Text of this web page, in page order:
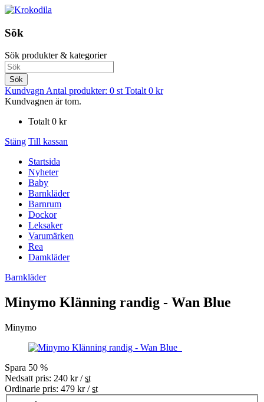
Sök
Sök produkter & kategorier
Sök
KundvagnAntal produkter: 0 st Totalt 0 kr
Kundvagnen är tom.
Totalt 0 kr
Stäng Till kassan
Startsida
Nyheter
Baby
Barnkläder
Barnrum
Dockor
Leksaker
Varumärken
Rea
Damkläder
Barnkläder
Minymo Klänning randig - Wan Blue
Minymo
Spara 50 %
Nedsatt pris: 240 kr /st
Ordinarie pris: 479 kr /st